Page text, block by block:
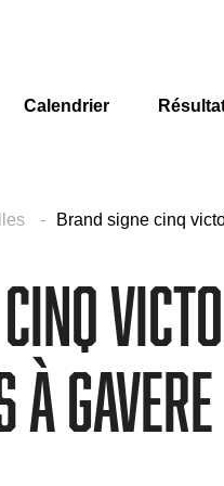
Calendrier
Brand signe cinq
Gavere